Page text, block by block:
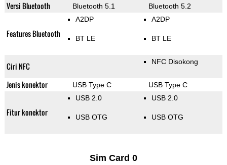
Versi Bluetooth Bluetooth 5.1 Bluetooth 5.2
Features Bluetooth
A2DP
BT LE
A2DP
BT LE
Ciri NFC NFC Disokong
Jenis konektor USB Type C USB Type C
Fitur konektor
USB 2.0
USB OTG
USB 2.0
USB OTG
Sim Card 0